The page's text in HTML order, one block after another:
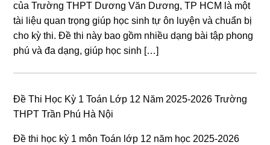
của Trường THPT Dương Văn Dương, TP HCM là một
tài liệu quan trọng giúp học sinh tự ôn luyện và chuẩn bị
cho kỳ thi. Đề thi này bao gồm nhiều dạng bài tập phong
phú và đa dạng, giúp học sinh […]
Đề Thi Học Kỳ 1 Toán Lớp 12 Năm 2025-2026 Trường
THPT Trần Phú Hà Nội
Đề thi học kỳ 1 môn Toán lớp 12 năm học 2025-2026